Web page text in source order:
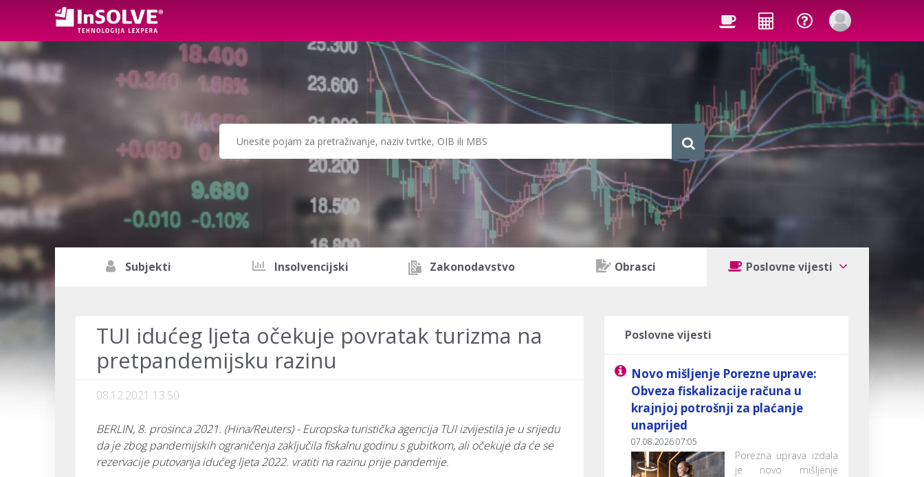
Subjekti Insolvencijski Zakonodavstvo Obrasci Poslovne vijesti
TUI idućeg ljeta očekuje povratak turizma na
pretpandemijsku razinu
08.12.2021 13:50
BERLIN, 8. prosinca 2021. (Hina/Reuters) - Europska turistička agencija TUI izvijestila je u srijedu
da je zbog pandemijskih ograničenja zaključila fiskalnu godinu s gubitkom, ali očekuje da će se
rezervacije putovanja idućeg ljeta 2022. vratiti na razinu prije pandemije.
Poslovne vijesti
Novo mišljenje Porezne uprave:
Obveza fiskalizacije računa u
krajnjoj potrošnji za plaćanje
unaprijed
07.08.2026 07:05
Porezna uprava izdala
je novo mišljenje